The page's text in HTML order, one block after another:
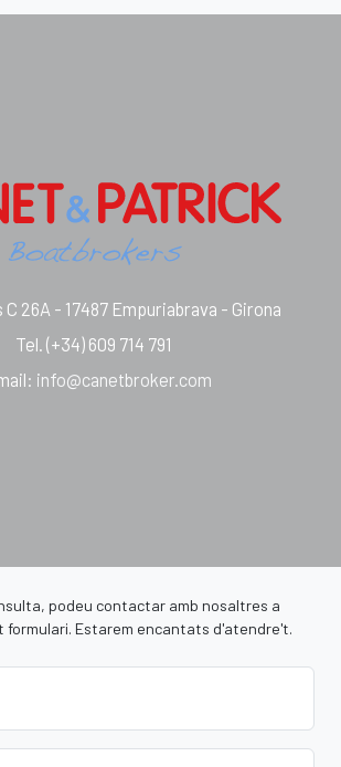
26A - 17487 Empuriabrava - Girona
Tel. (+34) 609 714 791
: info@canetbroker.com
podeu contactar amb nosaltres a
formulari. Estarem encantats d'atendre't.